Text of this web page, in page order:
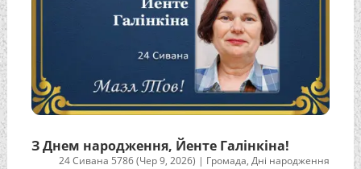
З Днем народження, Йенте Галінкіна!
24 Сивана 5786 (Чер 9, 2026) | Громада,Дні народження